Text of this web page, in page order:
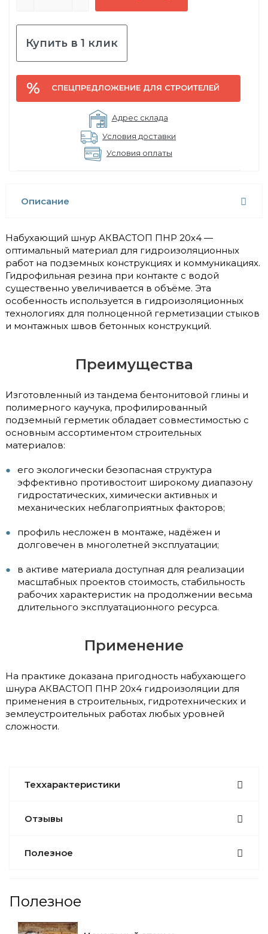
Купить в 1 клик
СПЕЦПРЕДЛОЖЕНИЕ ДЛЯ СТРОИТЕЛЕЙ
Адрес склада
Условия доставки
Условия оплаты
Описание
Набухающий шнур АКВАСТОП ПНР 20x4 —
оптимальный материал для гидроизоляционных
работ на подземных конструкциях и коммуникациях.
Гидрофильная резина при контакте с водой
существенно увеличивается в объёме. Эта
особенность используется в гидроизоляционных
технологиях для полноценной герметизации стыков
и монтажных швов бетонных конструкций.
Преимущества
Изготовленный из тандема бентонитовой глины и
полимерного каучука, профилированный
подземный герметик обладает совместимостью с
основным ассортиментом строительных
материалов:
его экологически безопасная структура
эффективно противостоит широкому диапазону
гидростатических, химически активных и
механических неблагоприятных факторов;
профиль несложен в монтаже, надёжен и
долговечен в многолетней эксплуатации;
в активе материала доступная для реализации
масштабных проектов стоимость, стабильность
рабочих характеристик на продолжении весьма
длительного эксплуатационного ресурса.
Применение
На практике доказана пригодность набухающего
шнура АКВАСТОП ПНР 20x4 гидроизоляции для
применения в строительных, гидротехнических и
землеустроительных работах любых уровней
сложности.
Теххарактеристики
Отзывы
Полезное
Полезное